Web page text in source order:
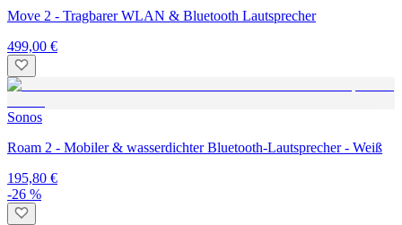
Move 2 - Tragbarer WLAN & Bluetooth Lautsprecher
499,00 €
Sonos
Roam 2 - Mobiler & wasserdichter Bluetooth-Lautsprecher - Weiß
195,80 €
-26 %